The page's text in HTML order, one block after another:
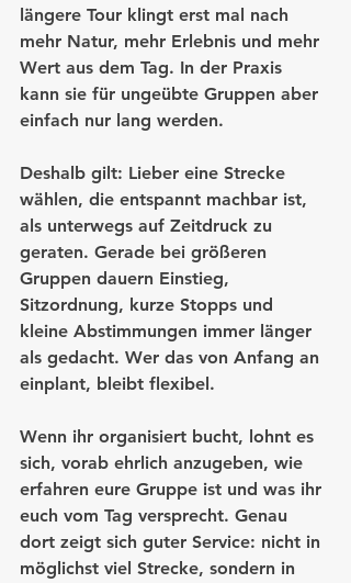
längere Tour klingt erst mal nach
mehr Natur, mehr Erlebnis und mehr
Wert aus dem Tag. In der Praxis
kann sie für ungeübte Gruppen aber
einfach nur lang werden.
Deshalb gilt: Lieber eine Strecke
wählen, die entspannt machbar ist,
als unterwegs auf Zeitdruck zu
geraten. Gerade bei größeren
Gruppen dauern Einstieg,
Sitzordnung, kurze Stopps und
kleine Abstimmungen immer länger
als gedacht. Wer das von Anfang an
einplant, bleibt flexibel.
Wenn ihr organisiert bucht, lohnt es
sich, vorab ehrlich anzugeben, wie
erfahren eure Gruppe ist und was ihr
euch vom Tag versprecht. Genau
dort zeigt sich guter Service: nicht in
möglichst viel Strecke, sondern in